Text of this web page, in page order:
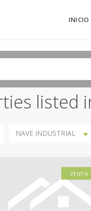
INICIO
listed
NAVE INDUSTRIAL
VENTA